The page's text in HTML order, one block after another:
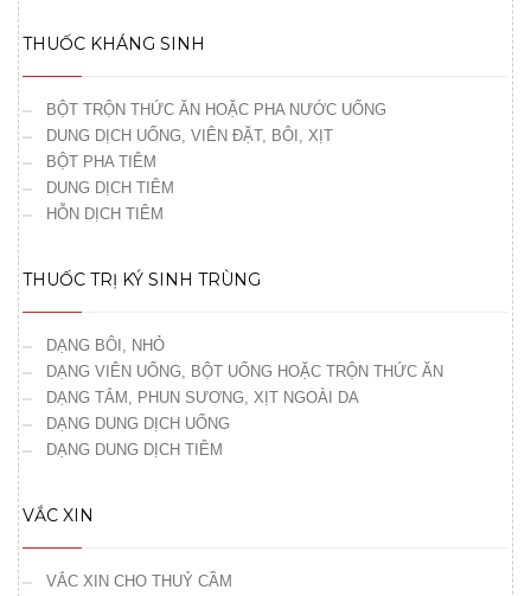
THUỐC KHÁNG SINH
BỘT TRỘN THỨC ĂN HOẶC PHA NƯỚC UỐNG
DUNG DỊCH UỐNG, VIÊN ĐẶT, BÔI, XỊT
BỘT PHA TIÊM
DUNG DỊCH TIÊM
HỖN DỊCH TIÊM
THUỐC TRỊ KÝ SINH TRÙNG
DẠNG BÔI, NHỎ
DẠNG VIÊN UỐNG, BỘT UỐNG HOẶC TRỘN THỨC ĂN
DẠNG TẮM, PHUN SƯƠNG, XỊT NGOÀI DA
DẠNG DUNG DỊCH UỐNG
DẠNG DUNG DỊCH TIÊM
VẮC XIN
VẮC XIN CHO THUỶ CẦM